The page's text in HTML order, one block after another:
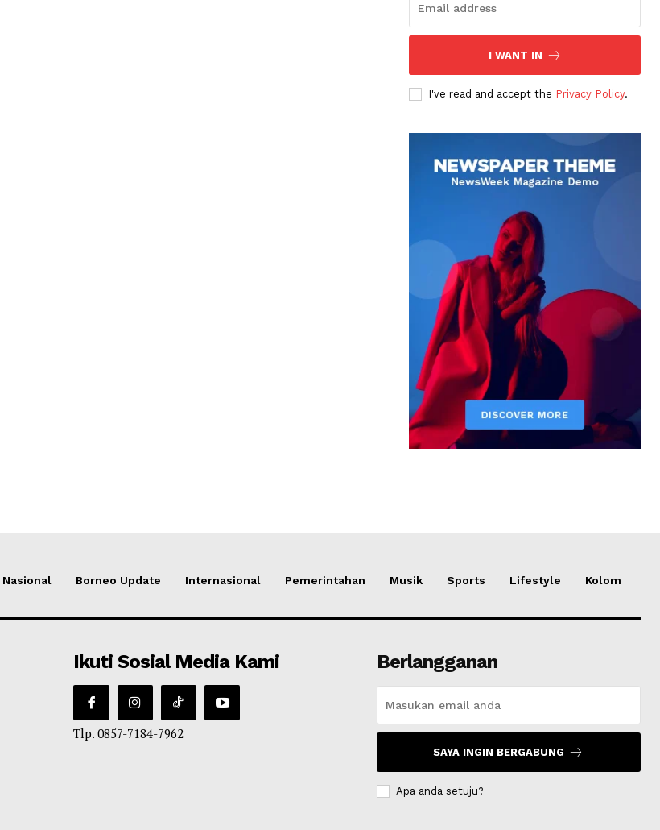
I WANT IN
I've read and accept the Privacy Policy.
Nasional Borneo Update Internasional Pemerintahan Musik Sports Lifestyle Kolom
Ikuti Sosial Media Kami
Tlp. 0857-7184-7962
Berlangganan
SAYA INGIN BERGABUNG
Apa anda setuju?